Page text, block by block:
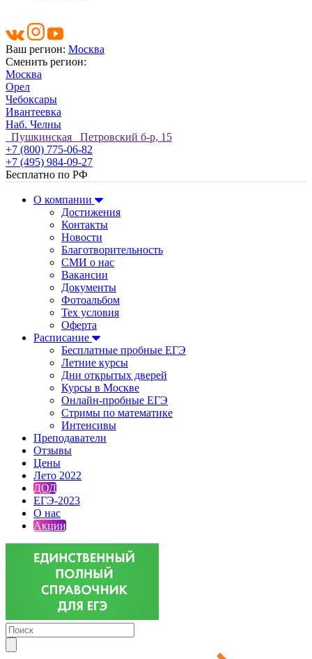
Ваш регион: Москва
Сменить регион:
Москва
Орел
Чебоксары
Ивантеевка
Наб. Челны
Пушкинская Петровский б-р, 15
+7 (800) 775-06-82
+7 (495) 984-09-27
Бесплатно по РФ
О компании
Достижения
Контакты
Новости
Благотворительность
СМИ о нас
Вакансии
Документы
Фотоальбом
Тех условия
Оферта
Расписание
Бесплатные пробные ЕГЭ
Летние курсы
Дни открытых дверей
Курсы в Москве
Онлайн-пробные ЕГЭ
Стримы по математике
Интенсивы
Преподаватели
Отзывы
Цены
Лето 2022
ДОД
ЕГЭ-2023
О нас
Акции